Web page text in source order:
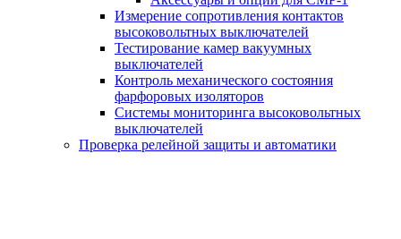
Измерение сопротивления контактов
высоковольтных выключателей
Тестирование камер вакуумных
выключателей
Контроль механического состояния
фарфоровых изоляторов
Системы мониторинга высоковольтных
выключателей
Проверка релейной защиты и автоматики